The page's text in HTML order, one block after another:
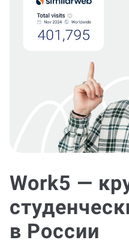
Work5 —
в России